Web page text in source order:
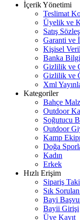
İçerik Yönetimi
Teslimat
Üyelik ve
Satış
Garanti ve
Kişisel
Banka
Gizlilik ve
Gizlilik ve
Xml
Kategoriler
Bahçe
Outdoor
Soğutucu
Outdoor
Kamp
Doğa
Kadın
Erkek
Hızlı Erişim
Sipariş
Sık
Bayi
Bayii Girişi
Üye Kayıt